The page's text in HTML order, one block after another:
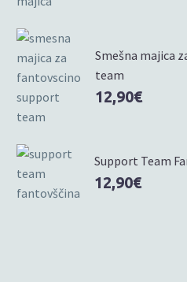
Smešna majica
team
12,90€
Support Team
12,90€